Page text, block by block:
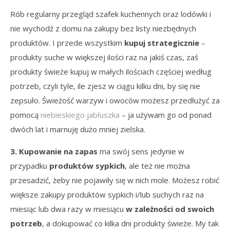
Rób regularny przegląd szafek kuchennych oraz lodówki i
nie wychodź z domu na zakupy bez listy niezbędnych
produktów. I przede wszystkim kupuj strategicznie –
produkty suche w większej ilości raz na jakiś czas, zaś
produkty świeże kupuj w małych ilościach częściej według
potrzeb, czyli tyle, ile zjesz w ciągu kilku dni, by się nie
zepsuło. Świeżość warzyw i owoców możesz przedłużyć za
pomocą niebieskiego jabłuszka – ja używam go od ponad
dwóch lat i marnuję dużo mniej zielska.
3. Kupowanie na zapas ma swój sens jedynie w
przypadku produktów sypkich, ale też nie można
przesadzić, żeby nie pojawiły się w nich mole. Możesz robić
większe zakupy produktów sypkich i/lub suchych raz na
miesiąc lub dwa razy w miesiącu w zależności od swoich
potrzeb, a dokupować co kilka dni produkty świeże. My tak